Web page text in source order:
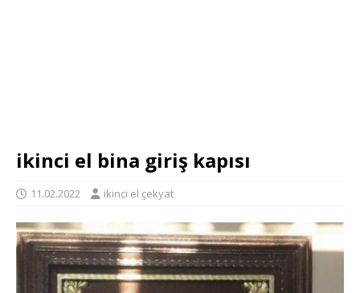
ikinci el bina giriş kapısı
11.02.2022 ikinci el çekyat